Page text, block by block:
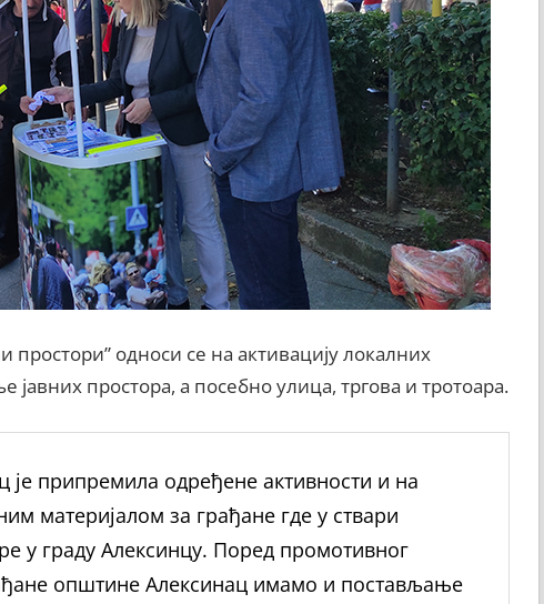
односи се на активацију локалних
простора, а посебно улица, тргова и тротоара.
припремила одређене активности и на
материјалом за грађане где у ствари
у граду Алексинцу. Поред промотивног
општине Алексинац имамо и постављање